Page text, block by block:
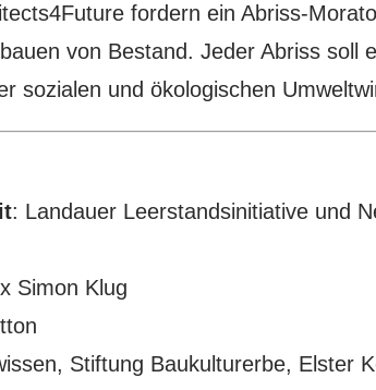
fordern ein Abriss-
von Bestand. Jeder Abriss
sozialen und ökologischen
: Landauer Leerstandsinitiative und
Simon Klug
Stiftung Baukulturerbe, Elster